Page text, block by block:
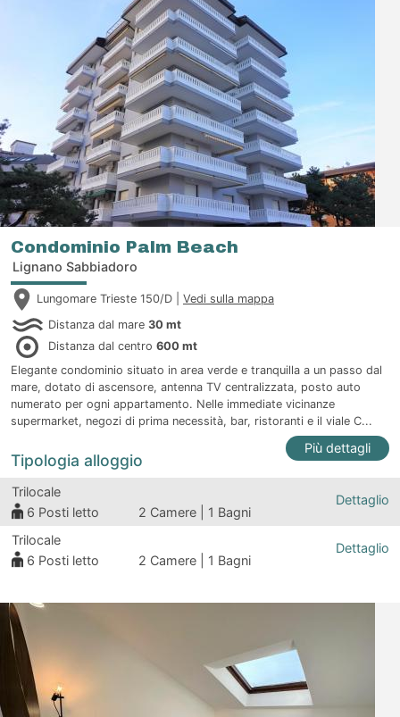
Condominio Palm Beach
Lignano Sabbiadoro
Lungomare Trieste 150/D | Vedi sulla mappa
Distanza dal mare 30 mt
Distanza dal centro 600 mt
Elegante condominio situato in area verde e tranquilla a un passo dal
mare, dotato di ascensore, antenna TV centralizzata, posto auto
numerato per ogni appartamento. Nelle immediate vicinanze
supermarket, negozi di prima necessità, bar, ristoranti e il viale C...
Più dettagli
Tipologia alloggio
Trilocale
6 Posti letto 2 Camere | 1 Bagni
Dettaglio
Trilocale
6 Posti letto 2 Camere | 1 Bagni
Dettaglio